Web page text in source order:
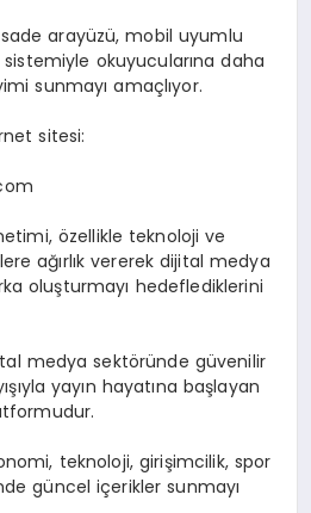
arayüzü, mobil uyumlu
sistemiyle okuyucularına daha
sunmayı amaçlıyor.
sitesi:
özellikle teknoloji ve
ağırlık vererek dijital medya
oluşturmayı hedeflediklerini
medya sektöründe güvenilir
yayın hayatına başlayan
teknoloji, girişimcilik, spor
güncel içerikler sunmayı